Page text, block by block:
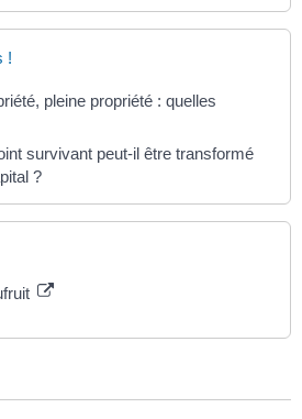
!
pleine propriété : quelles
survivant peut-il être transformé
?